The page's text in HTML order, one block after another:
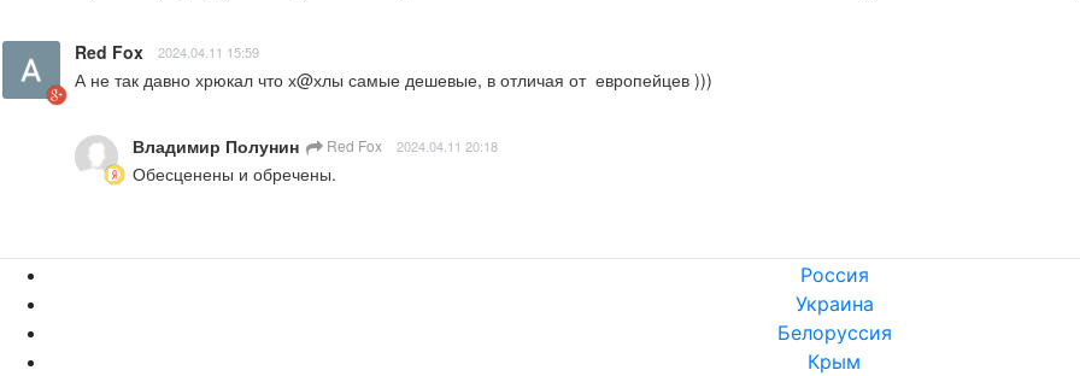
Red Fox 2024.04.11 15:59
А не так давно хрюкал что х@хлы самые дешевые, в отличая от  европейцев )))
Владимир Полунин Red Fox 2024.04.11 20:18
Обесценены и обречены.
Россия
Украина
Белоруссия
Крым